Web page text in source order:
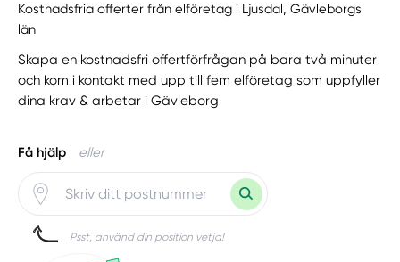
Kostnadsfria offerter från elföretag i Ljusdal, Gävleborgs
län
Skapa en kostnadsfri offertförfrågan på bara två minuter
och kom i kontakt med upp till fem elföretag som uppfyller
dina krav & arbetar i Gävleborg
Få hjälp eller
Psst, använd din position vetja!